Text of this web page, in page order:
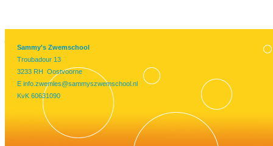
Sammy's Zwemschool
Troubadour 13
3233 RH Oostvoorne
E info.zwemles@sammyszwemschool.nl
KvK 60631090